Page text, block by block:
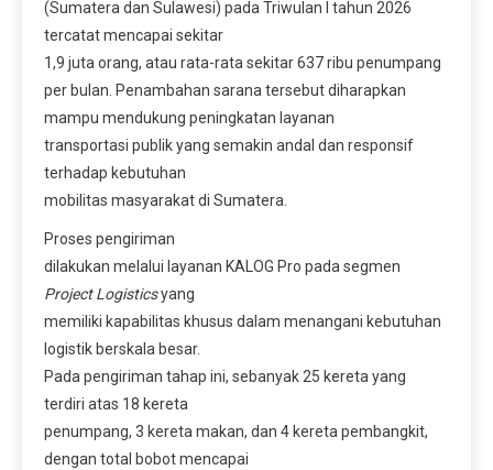
(Sumatera dan Sulawesi) pada Triwulan I tahun 2026
tercatat mencapai sekitar
1,9 juta orang, atau rata-rata sekitar 637 ribu penumpang
per bulan. Penambahan sarana tersebut diharapkan
mampu mendukung peningkatan layanan
transportasi publik yang semakin andal dan responsif
terhadap kebutuhan
mobilitas masyarakat di Sumatera.
Proses pengiriman
dilakukan melalui layanan KALOG Pro pada segmen
Project Logisticsyang
memiliki kapabilitas khusus dalam menangani kebutuhan
logistik berskala besar.
Pada pengiriman tahap ini, sebanyak 25 kereta yang
terdiri atas 18 kereta
penumpang, 3 kereta makan, dan 4 kereta pembangkit,
dengan total bobot mencapai